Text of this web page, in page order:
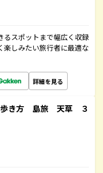
るスポットまで幅広く収録
楽しみたい旅行者に最適な
詳細を見る
歩き方 島旅 天草 ３